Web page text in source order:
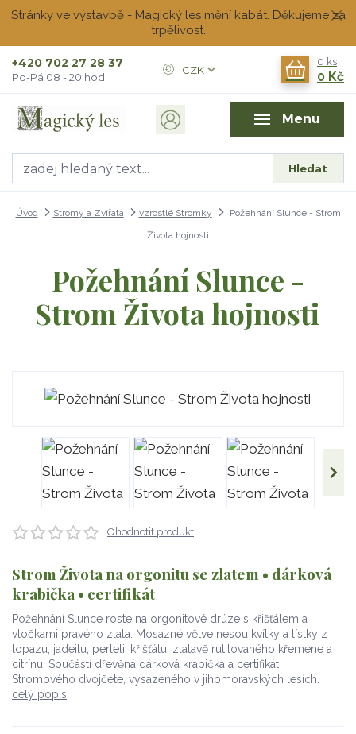
Stránky ve výstavbě - Magický les mění kabát. Děkujeme za
trpělivost.
Menu
CZK
Hledat
+420 702 27 28 37
Po-Pá 08 - 20 hod
0 ks
0 Kč
Úvod Stromy a Zvířata vzrostlé Stromky
Požehnání Slunce - Strom
Života hojnosti
Požehnání Slunce -
Strom Života hojnosti
Ohodnotit produkt
Strom Života na orgonitu se zlatem • dárková
krabička • certifikát
Požehnání Slunce roste na orgonitové drúze s křišťálem a
vločkami pravého zlata. Mosazné větve nesou kvítky a lístky z
topazu, jadeitu, perleti, křišťálu, zlatavě rutilovaného křemene a
citrínu. Součástí dřevěná dárková krabička a certifikát
Stromového dvojčete, vysazeného v jihomoravských lesích.
celý popis